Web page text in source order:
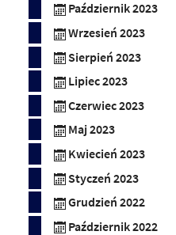
Październik 2023
Wrzesień 2023
Sierpień 2023
Lipiec 2023
Czerwiec 2023
Maj 2023
Kwiecień 2023
Styczeń 2023
Grudzień 2022
Październik 2022